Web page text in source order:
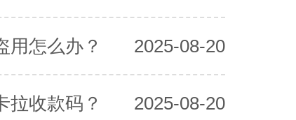
用怎么办？ 2025-08-20
拉收款码？ 2025-08-20